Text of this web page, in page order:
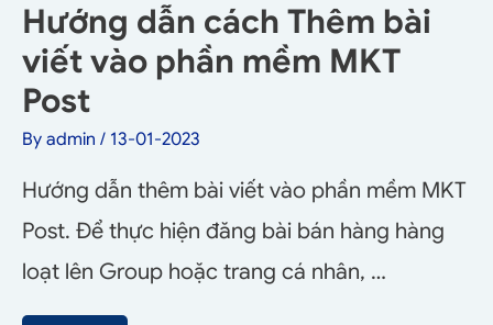
Hướng dẫn cách Thêm bài
viết vào phần mềm MKT
Post
By admin / 13-01-2023
Hướng dẫn thêm bài viết vào phần mềm MKT
Post. Để thực hiện đăng bài bán hàng hàng
loạt lên Group hoặc trang cá nhân, …